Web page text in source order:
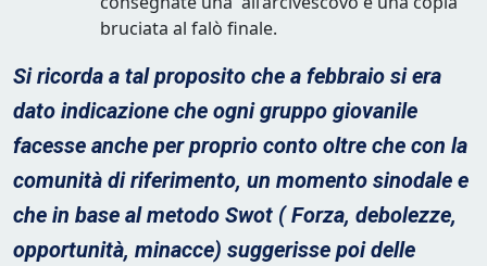
bruciata al falò finale.
Si ricorda a tal proposito che a febbraio si era
dato indicazione che ogni gruppo giovanile
facesse anche per proprio conto oltre che con la
comunità di riferimento, un momento sinodale e
che in base al metodo Swot ( Forza, debolezze,
opportunità, minacce) suggerisse poi delle